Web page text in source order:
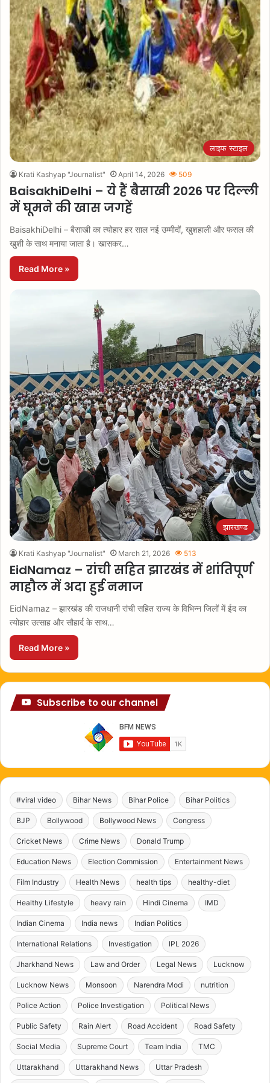
लाइफ स्टाइल
Krati Kashyap "Journalist" April 14, 2026 509
BaisakhiDelhi – ये हैं बैसाखी 2026 पर दिल्ली
में घूमने की खास जगहें
BaisakhiDelhi – बैसाखी का त्योहार हर साल नई उम्मीदों, खुशहाली और फसल की
खुशी के साथ मनाया जाता है। खासकर…
Read More »
झारखण्ड
Krati Kashyap "Journalist" March 21, 2026 513
EidNamaz – रांची सहित झारखंड में शांतिपूर्ण
माहौल में अदा हुई नमाज
EidNamaz – झारखंड की राजधानी रांची सहित राज्य के विभिन्न जिलों में ईद का
त्योहार उत्साह और सौहार्द के साथ…
Read More »
Subscribe to our channel
#viral video Bihar News Bihar Police Bihar Politics
BJP Bollywood Bollywood News Congress
Cricket News Crime News Donald Trump
Education News Election Commission Entertainment News
Film Industry Health News health tips healthy-diet
Healthy Lifestyle heavy rain Hindi Cinema IMD
Indian Cinema India news Indian Politics
International Relations Investigation IPL 2026
Jharkhand News Law and Order Legal News Lucknow
Lucknow News Monsoon Narendra Modi nutrition
Police Action Police Investigation Political News
Public Safety Rain Alert Road Accident Road Safety
Social Media Supreme Court Team India TMC
Uttarakhand Uttarakhand News Uttar Pradesh